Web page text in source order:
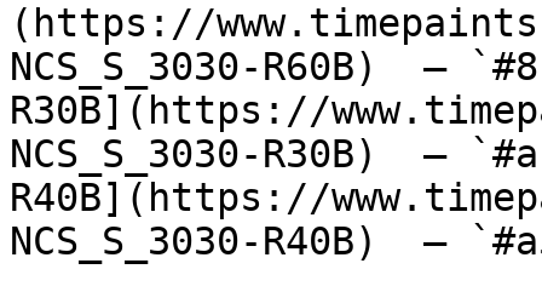
(https://
NCS_S_3030-R60B)  —
R30B](https://
NCS_S_3030-R30B)  —
R40B](https://
NCS_S_3030-R40B)  —